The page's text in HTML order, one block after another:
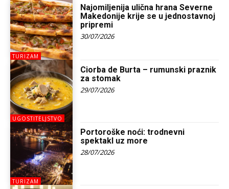
TURIZAM
Najomiljenija ulična hrana Severne
Makedonije krije se u jednostavnoj
pripremi
30/07/2026
UGOSTITELJSTVO
Ciorba de Burta – rumunski praznik
za stomak
29/07/2026
TURIZAM
Portoroške noći: trodnevni
spektakl uz more
28/07/2026